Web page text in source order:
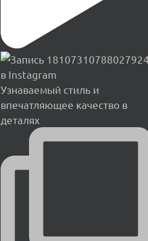
Узнаваемый стиль и
впечатляющее качество в
деталях